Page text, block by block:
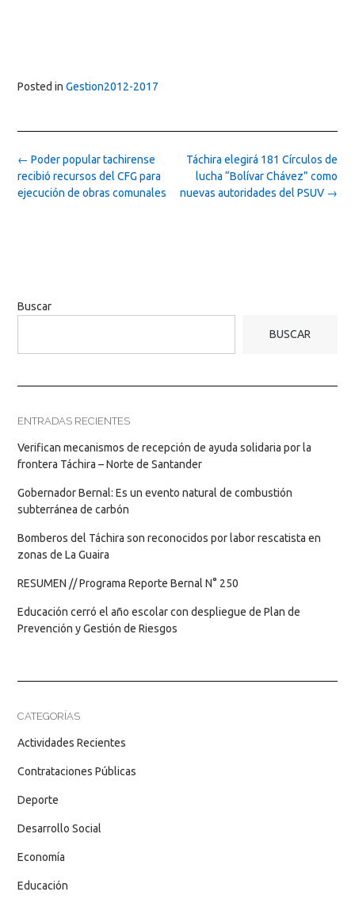
Posted in Gestion2012-2017
Post
navigation
Táchira elegirá 181 Círculos de
lucha “Bolívar Chávez” como
nuevas autoridades del PSUV →
← Poder popular tachirense
recibió recursos del CFG para
ejecución de obras comunales
Buscar
BUSCAR
ENTRADAS RECIENTES
Verifican mecanismos de recepción de ayuda solidaria por la
frontera Táchira – Norte de Santander
Gobernador Bernal: Es un evento natural de combustión
subterránea de carbón
Bomberos del Táchira son reconocidos por labor rescatista en
zonas de La Guaira
RESUMEN // Programa Reporte Bernal N° 250
Educación cerró el año escolar con despliegue de Plan de
Prevención y Gestión de Riesgos
CATEGORÍAS
Actividades Recientes
Contrataciones Públicas
Deporte
Desarrollo Social
Economía
Educación